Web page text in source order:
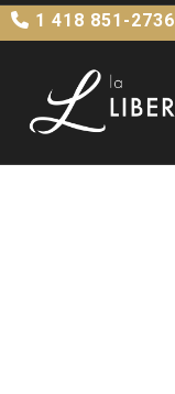
1 418 851-2736